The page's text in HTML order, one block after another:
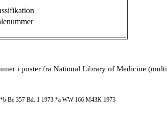
i poster fra National Library of Medicine
Be 357 Bd. 1 1973 *a WW 166 M43K 1973